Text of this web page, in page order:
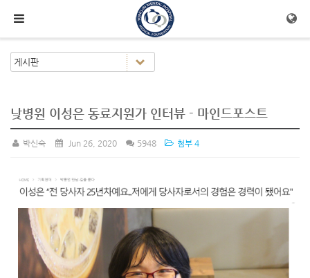
낮병원 이성은 동료지원가 인터뷰 - 마인드포스트
박신숙 Jun 26, 2020 5948 첨부 4